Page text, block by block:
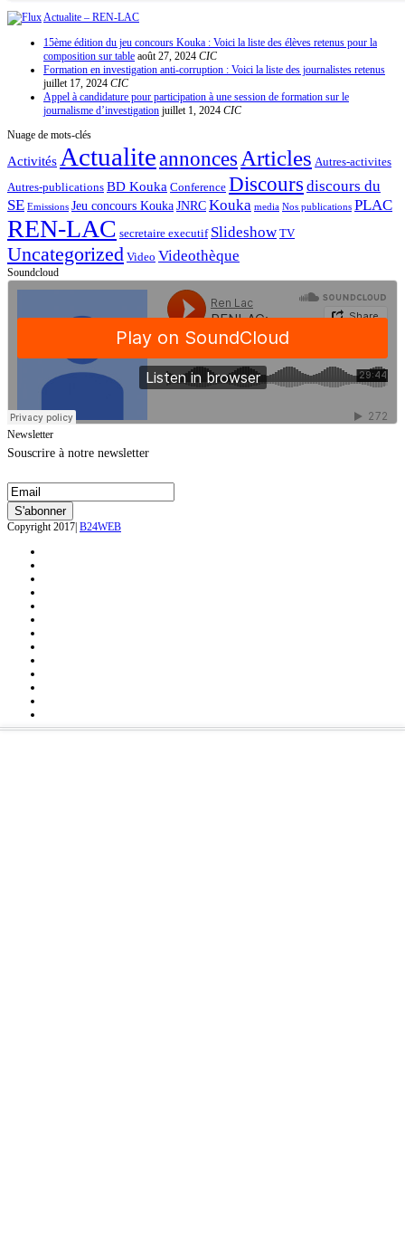
Actualite – REN-LAC
15ème édition du jeu concours Kouka : Voici la liste des élèves retenus pour la
composition sur table août 27, 2024 CIC
Formation en investigation anti-corruption : Voici la liste des journalistes retenus
juillet 17, 2024 CIC
Appel à candidature pour participation à une session de formation sur le
journalisme d’investigation juillet 1, 2024 CIC
Nuage de mots-clés
Activités Actualiteannonces Articles Autres-activites
Autres-publications BD Kouka Conference Discours discours du
SE Emissions Jeu concours KoukaJNRCKouka media Nos publications PLAC
REN-LAC secretaire executif Slideshow TV
Uncategorized Video Videothèque
Soundcloud
Newsletter
Souscrire à notre newsletter
Copyright 2017| B24WEB